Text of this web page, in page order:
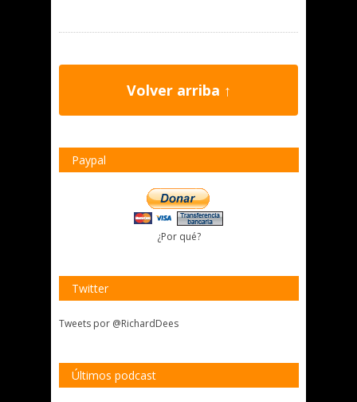
Volver arriba ↑
Paypal
¿Por qué?
Twitter
Tweets por @RichardDees
Últimos podcast